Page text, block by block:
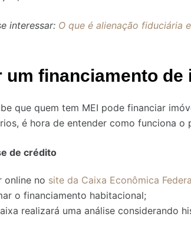
interessar: O que é alienação fiduciária
um financiamento de
que quem tem MEI pode financiar
é hora de entender como funciona
de crédito
online no site da Caixa Econômica
o financiamento habitacional;
realizará uma análise considerando